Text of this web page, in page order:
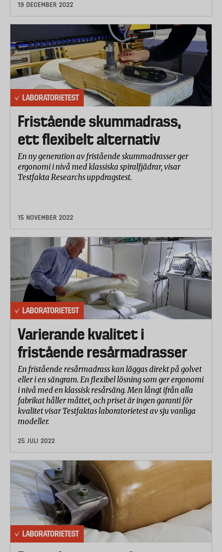
19 DECEMBER 2022
LABORATORIETEST
Fristående skummadrass,
ett flexibelt alternativ
En ny generation av fristående skummadrasser ger
ergonomi i nivå med klassiska spiralfjädrar, visar
Testfakta Researchs uppdragstest.
15 NOVEMBER 2022
LABORATORIETEST
Varierande kvalitet i
fristående resårmadrasser
En fristående resårmadrass kan läggas direkt på golvet
eller i en sängram. En flexibel lösning som ger ergonomi
i nivå med en klassisk resårsäng. Men långt ifrån alla
fabrikat håller måttet, och priset är ingen garanti för
kvalitet visar Testfaktas laboratorietest av sju vanliga
modeller.
25 JULI 2022
LABORATORIETEST